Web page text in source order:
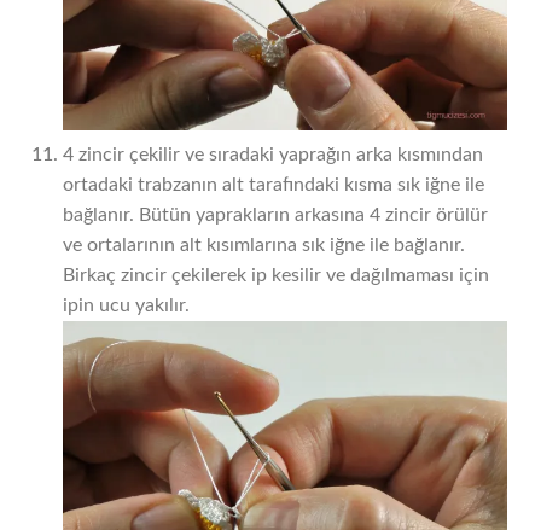
4 zincir çekilir ve sıradaki yaprağın arka kısmından
ortadaki trabzanın alt tarafındaki kısma sık iğne ile
bağlanır. Bütün yaprakların arkasına 4 zincir örülür
ve ortalarının alt kısımlarına sık iğne ile bağlanır.
Birkaç zincir çekilerek ip kesilir ve dağılmaması için
ipin ucu yakılır.